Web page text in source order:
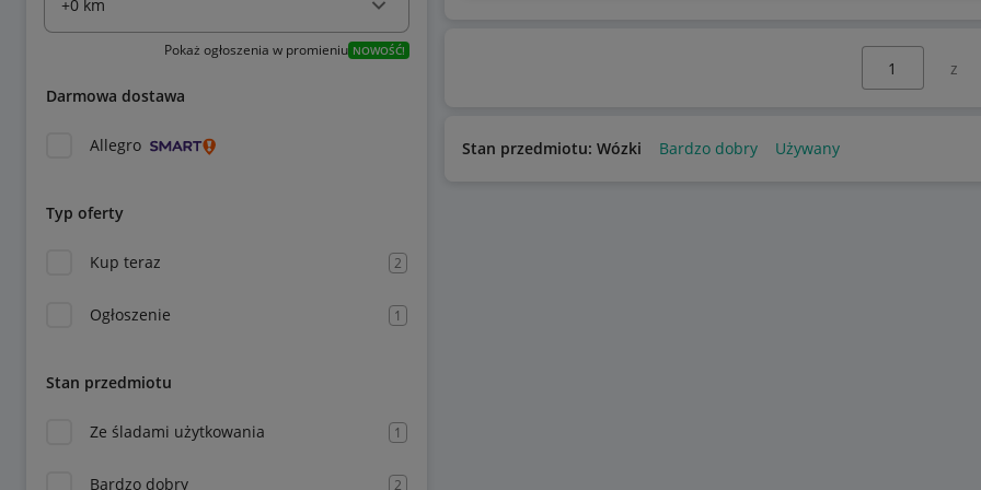
Pokaż ogłoszenia w promieniu NOWOŚĆ!
Darmowa dostawa
Allegro
Typ oferty
Kup teraz 2
Ogłoszenie 1
Stan przedmiotu
Ze śladami użytkowania 1
Bardzo dobry 2
Stan przedmiotu: Wózki Bardzo dobry Używany